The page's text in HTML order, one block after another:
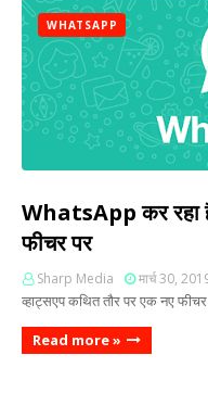
WHATSAPP
WhatsApp कर रहा
फीचर पर
Sharp Media मार्च 30,
व्हाट्सएप कथित तौर पर एक नए
Read more »